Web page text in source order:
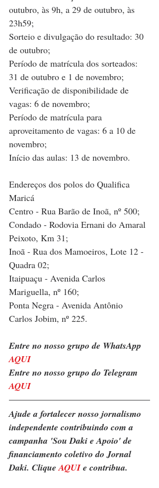
outubro, às 9h, a 29 de outubro, às
23h59;
Sorteio e divulgação do resultado: 30
de outubro;
Período de matrícula dos sorteados:
31 de outubro e 1 de novembro;
Verificação de disponibilidade de
vagas: 6 de novembro;
Período de matrícula para
aproveitamento de vagas: 6 a 10 de
novembro;
Início das aulas: 13 de novembro.
Endereços dos polos do Qualifica
Maricá
Centro - Rua Barão de Inoã, nº 500;
Condado - Rodovia Ernani do Amaral
Peixoto, Km 31;
Inoã - Rua dos Mamoeiros, Lote 12 -
Quadra 02;
Itaipuaçu - Avenida Carlos
Mariguella, nº 160;
Ponta Negra - Avenida Antônio
Carlos Jobim, nº 225.
Entre no nosso grupo de WhatsApp
AQUI
Entre no nosso grupo do Telegram
AQUI
Ajude a fortalecer nosso jornalismo
independente contribuindo com a
campanha 'Sou Daki e Apoio' de
financiamento coletivo do Jornal
Daki. Clique AQUI e contribua.